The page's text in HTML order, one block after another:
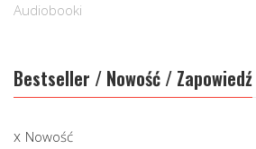
Audiobooki
Bestseller / Nowość / Zapowiedź
Nowość